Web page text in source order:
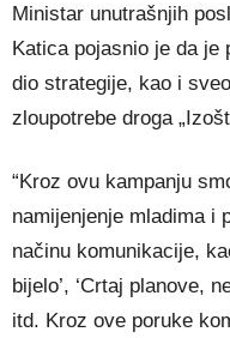
Ministar unutrašnjih
Katica pojasnio je da je
dio strategije, kao i
zloupotrebe droga
“Kroz ovu kampanju
namijenjenje mladima i
načinu komunikacije,
bijelo’, ‘Crtaj planove,
itd. Kroz ove poruke